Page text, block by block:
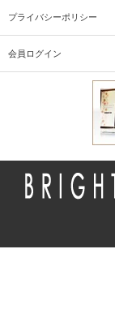
プライバシーポリシー
会員ログイン